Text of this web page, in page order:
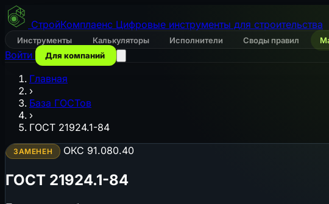
СтройКомплаенс Цифровые инструменты для строительства
Инструменты Калькуляторы Исполнители Своды правил
Войти Для компаний
Главная
›
База ГОСТов
›
ГОСТ 21924.1-84
ЗАМЕНЕН ОКС 91.080.40
ГОСТ 21924.1-84